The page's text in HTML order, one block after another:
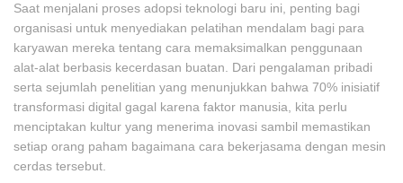
Saat menjalani proses adopsi teknologi baru ini, penting bagi
organisasi untuk menyediakan pelatihan mendalam bagi para
karyawan mereka tentang cara memaksimalkan penggunaan
alat-alat berbasis kecerdasan buatan. Dari pengalaman pribadi
serta sejumlah penelitian yang menunjukkan bahwa 70% inisiatif
transformasi digital gagal karena faktor manusia, kita perlu
menciptakan kultur yang menerima inovasi sambil memastikan
setiap orang paham bagaimana cara bekerjasama dengan mesin
cerdas tersebut.